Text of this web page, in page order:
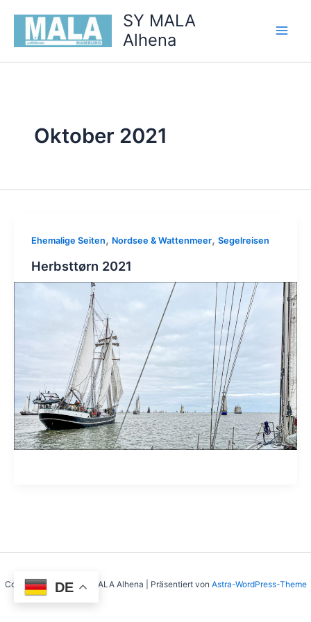
springen
SY MALA
Alhena
Oktober 2021
Ehemalige Seiten, Nordsee & Wattenmeer, Segelreisen
Herbsttørn 2021
Copyright © 2026 SY MALA Alhena | Präsentiert von Astra-WordPress-Theme
DE